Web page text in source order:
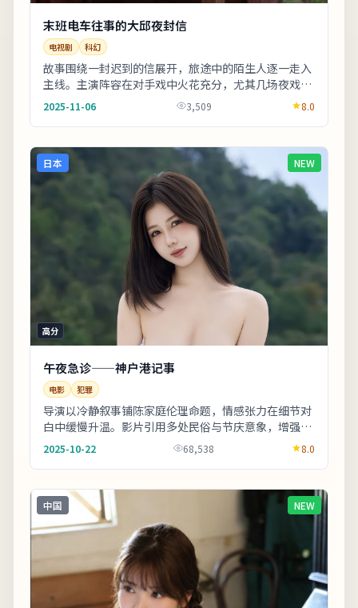
末班电车往事的大邱夜封信
电视剧 科幻
故事围绕一封迟到的信展开，旅途中的陌生人逐一走入
主线。主演阵容在对手戏中火花充分，尤其几场夜戏台
词密度高、信息量大。若你对东亚都市题材感兴趣，
本...
2025-11-06 3,509 8.0
日本 NEW
高分
午夜急诊——神户港记事
电影 犯罪
导演以冷静叙事铺陈家庭伦理命题，情感张力在细节对
白中缓慢升温。影片引用多处民俗与节庆意象，增强地
域文化氛围。欢迎在观影记录里写下你的解读：同一
故...
2025-10-22 68,538 8.0
中国 NEW